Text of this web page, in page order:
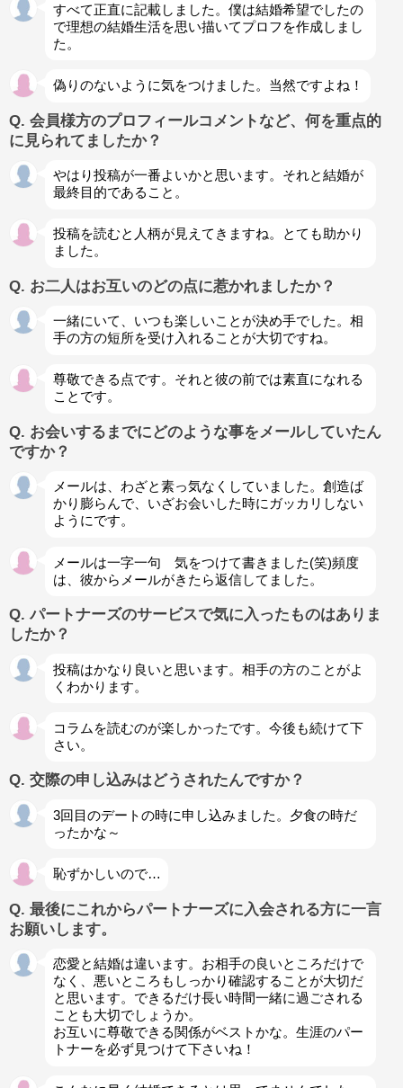
すべて正直に記載しました。僕は結婚希望でしたの
で理想の結婚生活を思い描いてプロフを作成しまし
た。
偽りのないように気をつけました。当然ですよね！
Q. 会員様方のプロフィールコメントなど、何を重点的
に見られてましたか？
やはり投稿が一番よいかと思います。それと結婚が
最終目的であること。
投稿を読むと人柄が見えてきますね。とても助かり
ました。
Q. お二人はお互いのどの点に惹かれましたか？
一緒にいて、いつも楽しいことが決め手でした。相
手の方の短所を受け入れることが大切ですね。
尊敬できる点です。それと彼の前では素直になれる
ことです。
Q. お会いするまでにどのような事をメールしていたん
ですか？
メールは、わざと素っ気なくしていました。創造ば
かり膨らんで、いざお会いした時にガッカリしない
ようにです。
メールは一字一句 気をつけて書きました(笑)頻度
は、彼からメールがきたら返信してました。
Q. パートナーズのサービスで気に入ったものはありま
したか？
投稿はかなり良いと思います。相手の方のことがよ
くわかります。
コラムを読むのが楽しかったです。今後も続けて下
さい。
Q. 交際の申し込みはどうされたんですか？
3回目のデートの時に申し込みました。夕食の時だ
ったかな～
恥ずかしいので…
Q. 最後にこれからパートナーズに入会される方に一言
お願いします。
恋愛と結婚は違います。お相手の良いところだけで
なく、悪いところもしっかり確認することが大切だ
と思います。できるだけ長い時間一緒に過ごされる
ことも大切でしょうか。
お互いに尊敬できる関係がベストかな。生涯のパー
トナーを必ず見つけて下さいね！